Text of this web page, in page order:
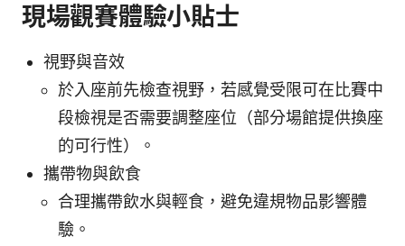
現場觀賽體驗小貼士
視野與音效
於入座前先檢查視野，若感覺受限可在比賽中
段檢視是否需要調整座位（部分場館提供換座
的可行性）。
攜帶物與飲食
合理攜帶飲水與輕食，避免違規物品影響體
驗。